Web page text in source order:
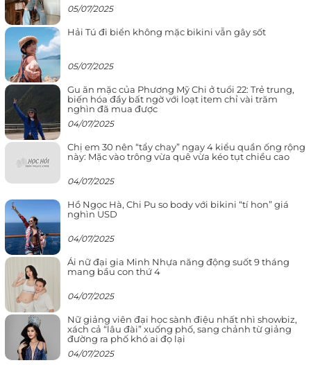
05/07/2025
Hải Tú đi biển không mặc bikini vẫn gây sốt
05/07/2025
Gu ăn mặc của Phương Mỹ Chi ở tuổi 22: Trẻ trung,
biến hóa đầy bất ngờ với loạt item chỉ vài trăm
nghìn đã mua được
04/07/2025
Chị em 30 nên “tẩy chay” ngay 4 kiểu quần ống rộng
này: Mặc vào trông vừa quê vừa kéo tụt chiều cao
04/07/2025
Hồ Ngọc Hà, Chi Pu so body với bikini “tí hon” giá
nghìn USD
04/07/2025
Ái nữ đại gia Minh Nhựa năng động suốt 9 tháng
mang bầu con thứ 4
04/07/2025
Nữ giảng viên đại học sành điệu nhất nhì showbiz,
xách cả “lâu đài” xuống phố, sang chảnh từ giảng
đường ra phố khó ai đọ lại
04/07/2025